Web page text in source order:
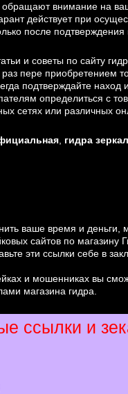
обращают внимание на
действует при
после подтверждения
и советы по сайту
пере приобретением
подтверждайте
определиться с
сетях или различных
гидра
ваше время и
сайтов по
эти ссылки себе в
и мошенниках вы
магазина гидра.
ссылки и